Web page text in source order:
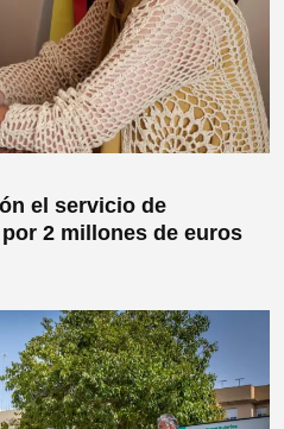
el servicio de
2 millones de euros